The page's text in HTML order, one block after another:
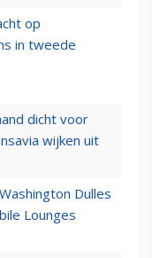
op
in tweede
dicht voor
wijken uit
Dulles
Lounges